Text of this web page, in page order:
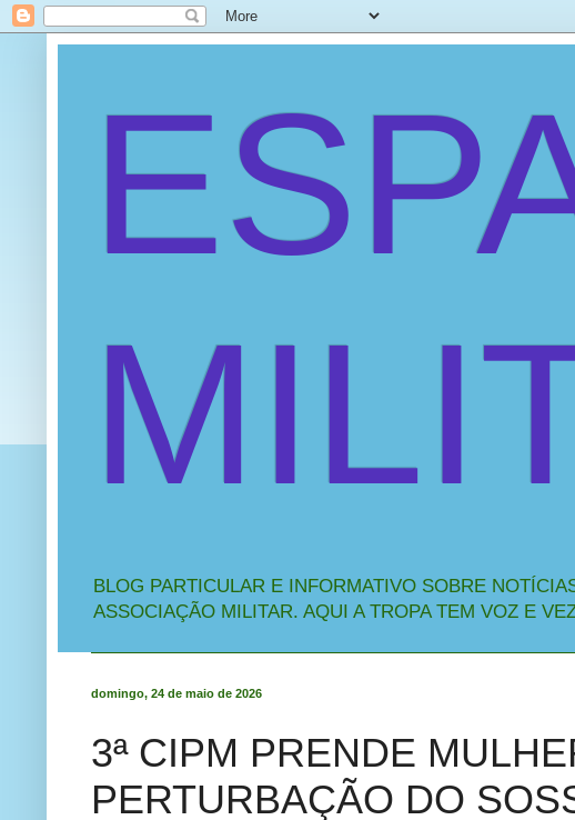
BLOG PARTICULAR E INFORMATIVO SOBRE
ASSOCIAÇÃO MILITAR. AQUI A TROPA TEM VOZ E
domingo, 24 de maio de 2026
3ª CIPM PRENDE
PERTURBAÇÃO DO